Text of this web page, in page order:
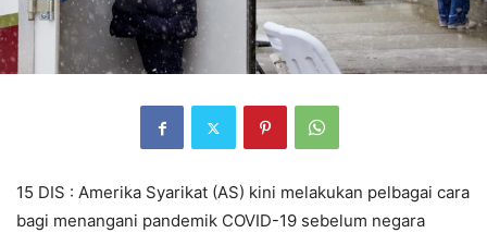
15 DIS : Amerika Syarikat (AS) kini melakukan pelbagai cara
bagi menangani pandemik COVID-19 sebelum negara